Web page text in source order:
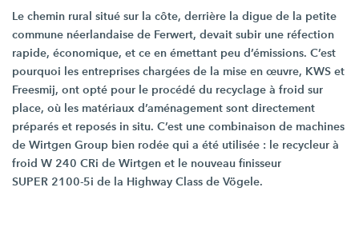
Le chemin rural situé sur la côte, derrière la digue de la petite
commune néerlandaise de Ferwert, devait subir une réfection
rapide, économique, et ce en émettant peu d’émissions. C’est
pourquoi les entreprises chargées de la mise en œuvre, KWS et
Freesmij, ont opté pour le procédé du recyclage à froid sur
place, où les matériaux d’aménagement sont directement
préparés et reposés in situ. C’est une combinaison de machines
de Wirtgen Group bien rodée qui a été utilisée : le recycleur à
froidW 240 CRi de Wirtgen et le nouveau finisseur
SUPER 2100-5i de la Highway Class de Vögele.